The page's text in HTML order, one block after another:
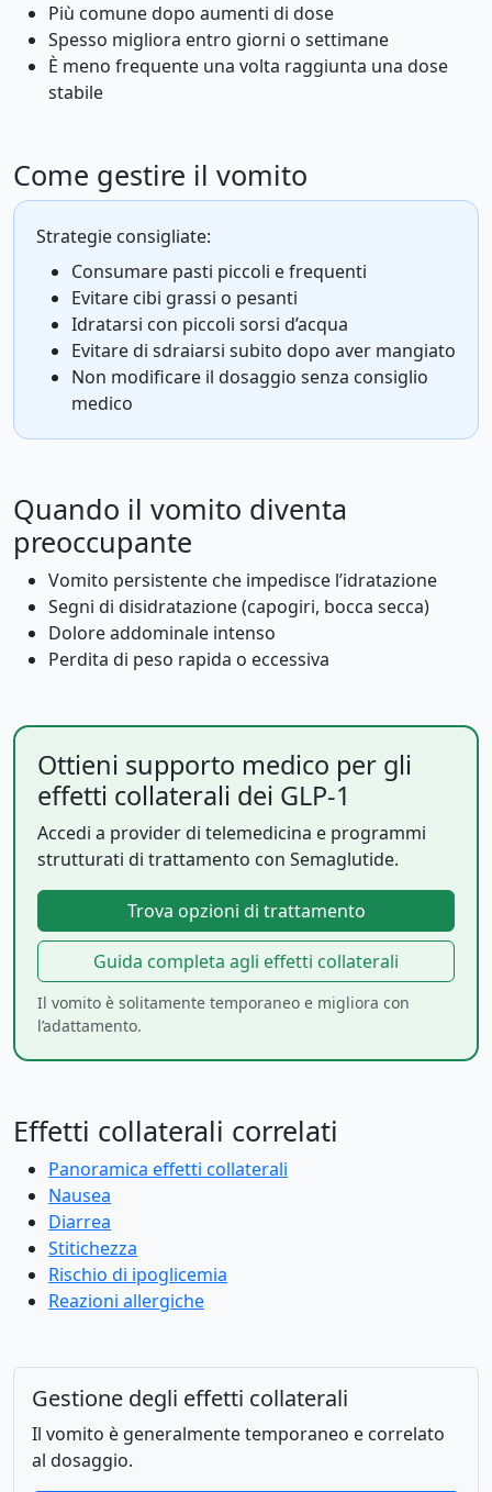
Più comune dopo aumenti di dose
Spesso migliora entro giorni o settimane
È meno frequente una volta raggiunta una dose
stabile
Come gestire il vomito
Strategie consigliate:
Consumare pasti piccoli e frequenti
Evitare cibi grassi o pesanti
Idratarsi con piccoli sorsi d’acqua
Evitare di sdraiarsi subito dopo aver mangiato
Non modificare il dosaggio senza consiglio
medico
Quando il vomito diventa
preoccupante
Vomito persistente che impedisce l’idratazione
Segni di disidratazione (capogiri, bocca secca)
Dolore addominale intenso
Perdita di peso rapida o eccessiva
Ottieni supporto medico per gli
effetti collaterali dei GLP-1
Accedi a provider di telemedicina e programmi
strutturati di trattamento con Semaglutide.
Trova opzioni di trattamento
Guida completa agli effetti collaterali
Il vomito è solitamente temporaneo e migliora con
l’adattamento.
Effetti collaterali correlati
Panoramica effetti collaterali
Nausea
Diarrea
Stitichezza
Rischio di ipoglicemia
Reazioni allergiche
Gestione degli effetti collaterali
Il vomito è generalmente temporaneo e correlato
al dosaggio.